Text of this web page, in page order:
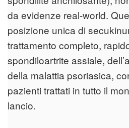
da evidenze real-world.
posizione unica di
trattamento completo,
spondiloartrite assiale,
della malattia psoriasica,
pazienti trattati in tutto il
lancio.